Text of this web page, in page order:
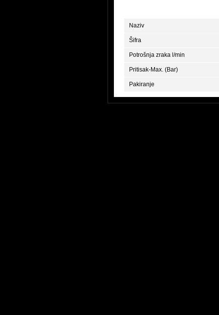
Naziv
Šifra
Potrošnja zraka l/min
Pritisak-Max. (Bar)
Pakiranje